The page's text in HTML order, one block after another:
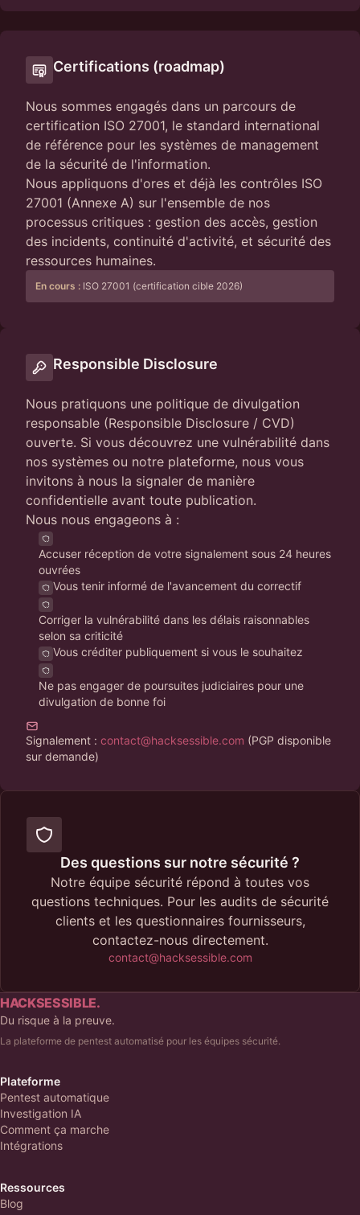
Certifications (roadmap)
Nous sommes engagés dans un parcours de
certification ISO 27001, le standard international
de référence pour les systèmes de management
de la sécurité de l'information.
Nous appliquons d'ores et déjà les contrôles ISO
27001 (Annexe A) sur l'ensemble de nos
processus critiques : gestion des accès, gestion
des incidents, continuité d'activité, et sécurité des
ressources humaines.
En cours : ISO 27001 (certification cible 2026)
Responsible Disclosure
Nous pratiquons une politique de divulgation
responsable (Responsible Disclosure / CVD)
ouverte. Si vous découvrez une vulnérabilité dans
nos systèmes ou notre plateforme, nous vous
invitons à nous la signaler de manière
confidentielle avant toute publication.
Nous nous engageons à :
Accuser réception de votre signalement sous 24 heures
ouvrées
Vous tenir informé de l'avancement du correctif
Corriger la vulnérabilité dans les délais raisonnables
selon sa criticité
Vous créditer publiquement si vous le souhaitez
Ne pas engager de poursuites judiciaires pour une
divulgation de bonne foi
Signalement : contact@hacksessible.com (PGP disponible
sur demande)
Des questions sur notre sécurité ?
Notre équipe sécurité répond à toutes vos
questions techniques. Pour les audits de sécurité
clients et les questionnaires fournisseurs,
contactez-nous directement.
contact@hacksessible.com
HACKSESSIBLE.
Du risque à la preuve.
La plateforme de pentest automatisé pour les équipes sécurité.
Plateforme
Pentest automatique
Investigation IA
Comment ça marche
Intégrations
Ressources
Blog